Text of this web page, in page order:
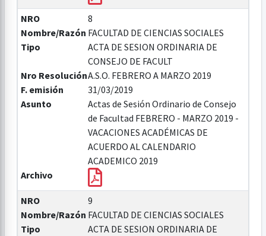
NRO
8
Nombre/Razón FACULTAD DE CIENCIAS SOCIALES
Tipo
ACTA DE SESION ORDINARIA DE
CONSEJO DE FACULT
Nro ResoluciónA.S.O. FEBRERO A MARZO 2019
F. emisión
31/03/2019
Asunto
Actas de Sesión Ordinario de Consejo
de Facultad FEBRERO - MARZO 2019 -
VACACIONES ACADÉMICAS DE
ACUERDO AL CALENDARIO
ACADEMICO 2019
Archivo
NRO
9
Nombre/Razón FACULTAD DE CIENCIAS SOCIALES
Tipo
ACTA DE SESION ORDINARIA DE